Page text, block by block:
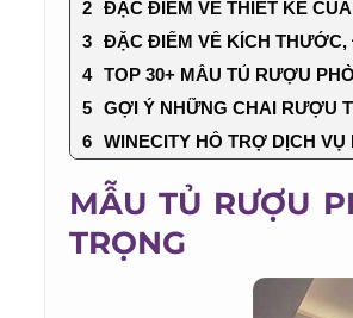
ĐẶC ĐIỂM VỀ THIẾT KẾ CỦA
ĐẶC ĐIỂM VỀ KÍCH THƯỚC,
TOP 30+ MẪU TỦ RƯỢU
GỢI Ý NHỮNG CHAI RƯỢU
WINECITY HỖ TRỢ DỊCH
MẪU TỦ RƯỢU
TRỌNG